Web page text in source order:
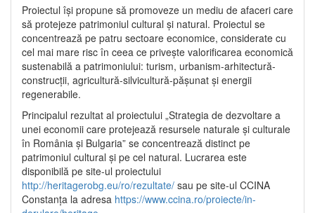
Proiectul își propune să promoveze un mediu de afaceri care
să protejeze patrimoniul cultural și natural. Proiectul se
concentrează pe patru sectoare economice, considerate cu
cel mai mare risc în ceea ce privește valorificarea economică
sustenabilă a patrimoniului: turism, urbanism-arhitectură-
construcții, agricultură-silvicultură-pășunat și energii
regenerabile.
Principalul rezultat al proiectului „Strategia de dezvoltare a
unei economii care protejează resursele naturale și culturale
în România și Bulgaria” se concentrează distinct pe
patrimoniul cultural și pe cel natural. Lucrarea este
disponibilă pe site-ul proiectului
http://heritagerobg.eu/ro/rezultate/ sau pe site-ul CCINA
Constanța la adresa https://www.ccina.ro/proiecte/in-